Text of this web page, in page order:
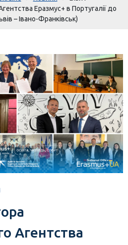
Еразмус+ в Португалії до
– Івано-Франківськ)
Агентства